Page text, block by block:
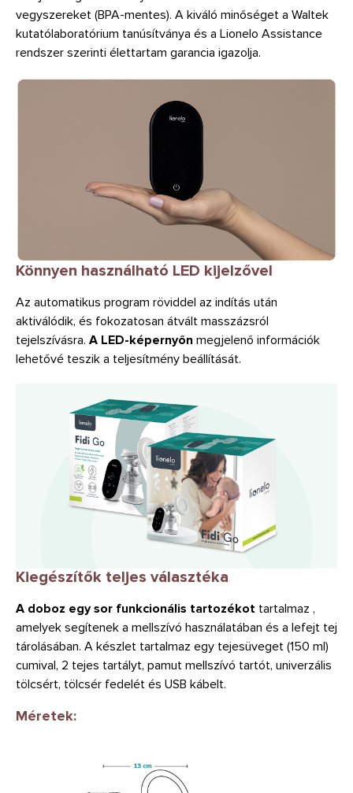
vegyszereket (BPA-mentes). A kiváló minőséget a Waltek
kutatólaboratórium tanúsítványa és a Lionelo Assistance
rendszer szerinti élettartam garancia igazolja.
Könnyen használható LED kijelzővel
Az automatikus program röviddel az indítás után
aktiválódik, és fokozatosan átvált masszázsról
tejelszívásra. A LED-képernyőn megjelenő információk
lehetővé teszik a teljesítmény beállítását.
Kiegészítők teljes választéka
A doboz egy sor funkcionális tartozékot tartalmaz ,
amelyek segítenek a mellszívó használatában és a lefejt tej
tárolásában. A készlet tartalmaz egy tejesüveget (150 ml)
cumival, 2 tejes tartályt, pamut mellszívó tartót, univerzális
tölcsért, tölcsér fedelét és USB kábelt.
Méretek: